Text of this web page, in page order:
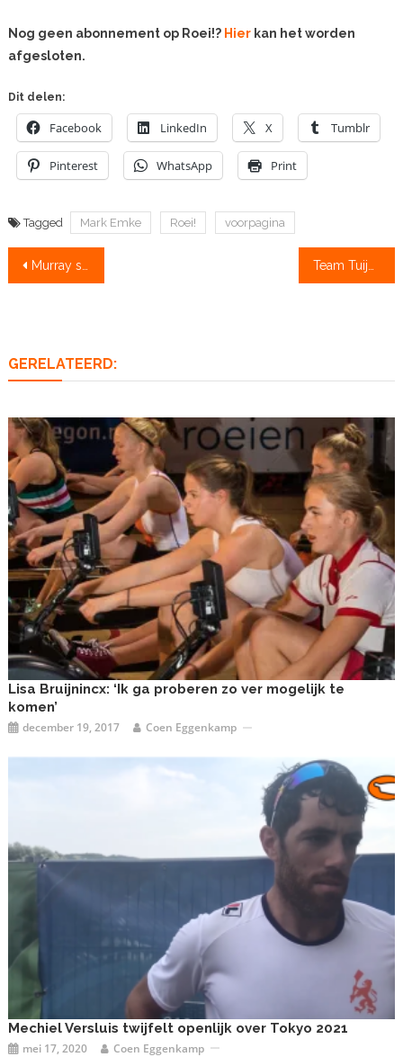
Nog geen abonnement op Roei!? Hierkan het worden
afgesloten.
Dit delen:
Facebook LinkedIn X Tumblr
Pinterest WhatsApp Print
Tagged Mark Emke Roei! voorpagina
Bericht
Murray stopt na reeks van 98 overwinningen Team Tuijn haalt oversteek naar Zuid-Amerika
GERELATEERD:
Lisa Bruijnincx: ‘Ik ga proberen zo ver mogelijk te
komen’
december 19, 2017 Coen Eggenkamp
Mechiel Versluis twijfelt openlijk over Tokyo 2021
mei 17, 2020 Coen Eggenkamp